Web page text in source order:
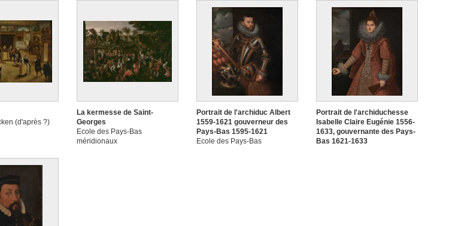
(d'après ?)
La kermesse de Saint-
Georges
Ecole des Pays-Bas
méridionaux
Portrait de l'archiduc Albert
1559-1621 gouverneur des
Pays-Bas 1595-1621
Ecole des Pays-Bas
Portrait de l'archiduchesse
Isabelle Claire Eugénie 1556-
1633, gouvernante des Pays-
Bas 1621-1633